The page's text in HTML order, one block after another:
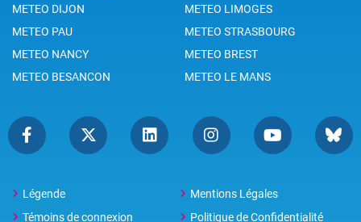
METEO DIJON
METEO LIMOGES
METEO PAU
METEO STRASBOURG
METEO NANCY
METEO BREST
METEO BESANCON
METEO LE MANS
Légende
Mentions Légales
Témoins de connexion
Politique de Confidentialité